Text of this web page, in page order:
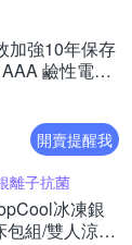
加強10年保存
開賣提醒我
離子抗菌
冰凍銀
包組/雙人涼感